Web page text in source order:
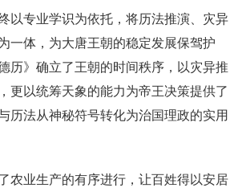
以专业学识为依托，将历法推演、灾异
一体，为大唐王朝的稳定发展保驾护
历》确立了王朝的时间秩序，以灾异推
更以统筹天象的能力为帝王决策提供了
历法从神秘符号转化为治国理政的实用
农业生产的有序进行，让百姓得以安居